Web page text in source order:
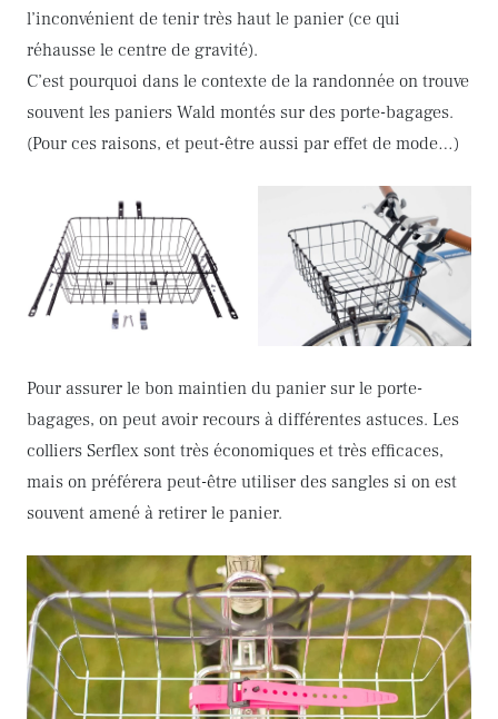
l’inconvénient de tenir très haut le panier (ce qui
réhausse le centre de gravité).
C’est pourquoi dans le contexte de la randonnée on trouve
souvent les paniers Wald montés sur des porte-bagages.
(Pour ces raisons, et peut-être aussi par effet de mode…)
Pour assurer le bon maintien du panier sur le porte-
bagages, on peut avoir recours à différentes astuces. Les
colliers Serflex sont très économiques et très efficaces,
mais on préférera peut-être utiliser des sangles si on est
souvent amené à retirer le panier.